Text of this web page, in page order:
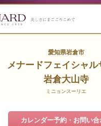
愛知県岩倉市
メナードフェイシャル
岩倉大山寺
ミニョンスーリエ
カレンダー予約・お問い合